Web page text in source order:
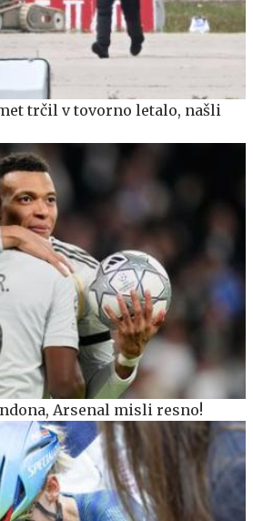
trčil v tovorno letalo, našli
Arsenal misli resno!